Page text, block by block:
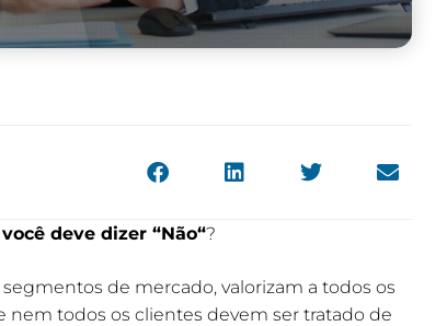
deve dizer “Não“?
de mercado, valorizam a todos os
todos os clientes devem ser tratado de